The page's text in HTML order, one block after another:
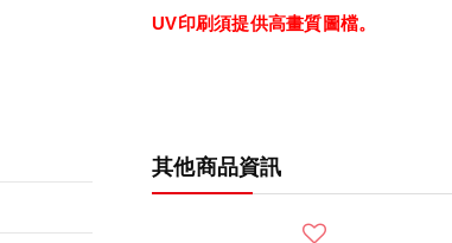
UV印刷須提供高畫質圖檔。
其他商品資訊